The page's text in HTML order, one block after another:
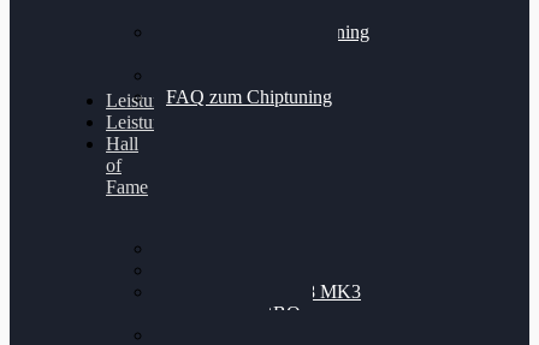
Professionelles Chiptuning
FAQ zum Chiptuning
Leistungsmessung
Leistungsprüfstand
Hall
of
Fame
Nissan GT-R35 3.8 MK3
V6 TWINTURBO